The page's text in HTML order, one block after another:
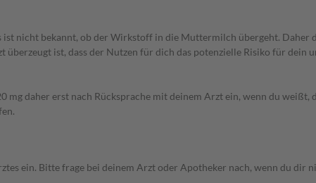
ist nicht bekannt, ob der Wirkstoff in die Muttermilch übergeht.
ist, dass der Nutzen für dich das potenzielle Risiko für dein
daher erst nach Rücksprache mit deinem Arzt ein, wenn du weißt,
ein. Bitte frage bei deinem Arzt oder Apotheker nach, wenn du dir